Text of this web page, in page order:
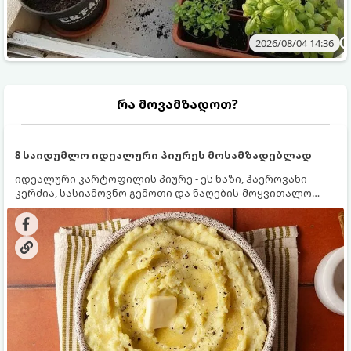
2026/08/04 14:36
რა მოვამზადოთ?
8 საიდუმლო იდეალური პიურეს მოსამზადებლად
იდეალური კარტოფილის პიურე - ეს ნაზი, ჰაეროვანი
კერძია, სასიამოვნო გემოთი და ნაღების-მოყვითალო
ფერით. მისი მომზადება ძალიან მარტივია, მაგრამ
არსებობს რამდენიმე საიდუმლო, რომლებიც უნდა
იცოდეთ, რომ პიურე იდეალურად გემრიელი გამოვიდეს.